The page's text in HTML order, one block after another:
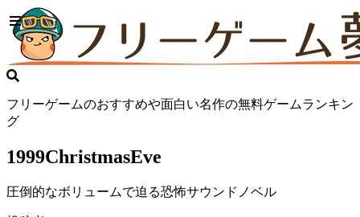
フリーゲームのおすすめや面白い名作の無料ゲームランキン
グ
1999ChristmasEve
圧倒的なボリュームで迫る恐怖サウンドノベル